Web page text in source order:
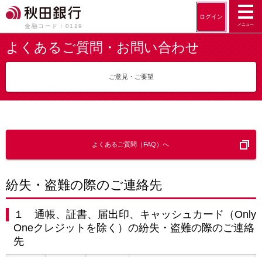
メニュー
ログイン
金融コード：0119
よくあるご質問・お問い合わせ
ご意見・ご要望
よくあるご質問（FAQ）へ
紛失・盗難の際のご連絡先
１ 通帳、証書、届出印、キャッシュカード（Only
Oneクレジットを除く）の紛失・盗難の際のご連絡
先